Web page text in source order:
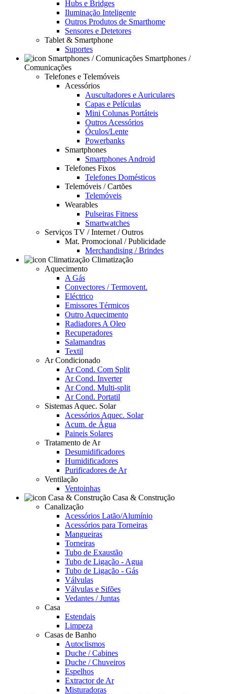
Hubs e Bridges
Iluminação Inteligente
Outros Produtos de Smarthome
Sensores e Detetores
Tablet & Smartphone
Suportes
Smartphones /
Comunicações
Telefones e Telemóveis
Acessórios
Auscultadores e Auriculares
Capas e Películas
Mini Colunas Portáteis
Outros Acessórios
Óculos/Lente
Powerbanks
Smartphones
Smartphones Android
Telefones Fixos
Telefones Domésticos
Telemóveis / Cartões
Telemóveis
Wearables
Pulseiras Fitness
Smartwatches
Serviços TV / Internet / Outros
Mat. Promocional / Publicidade
Merchandising / Brindes
Climatização
Aquecimento
A Gás
Convectores / Termovent.
Eléctrico
Emissores Térmicos
Outro Aquecimento
Radiadores A Oleo
Recuperadores
Salamandras
Textil
Ar Condicionado
Ar Cond. Com Split
Ar Cond. Inverter
Ar Cond. Multi-split
Ar Cond. Portatil
Sistemas Aquec. Solar
Acessórios Aquec. Solar
Acum. de Água
Paineis Solares
Tratamento de Ar
Desumidificadores
Humidificadores
Purificadores de Ar
Ventilação
Ventoinhas
Casa & Construção
Canalização
Acessórios Latão/Alumínio
Acessórios para Torneiras
Mangueiras
Torneiras
Tubo de Exaustão
Tubo de Ligação - Agua
Tubo de Ligação - Gás
Válvulas
Válvulas e Sifões
Vedantes / Juntas
Casa
Estendais
Limpeza
Casas de Banho
Autoclismos
Duche / Cabines
Duche / Chuveiros
Espelhos
Extractor de Ar
Misturadoras